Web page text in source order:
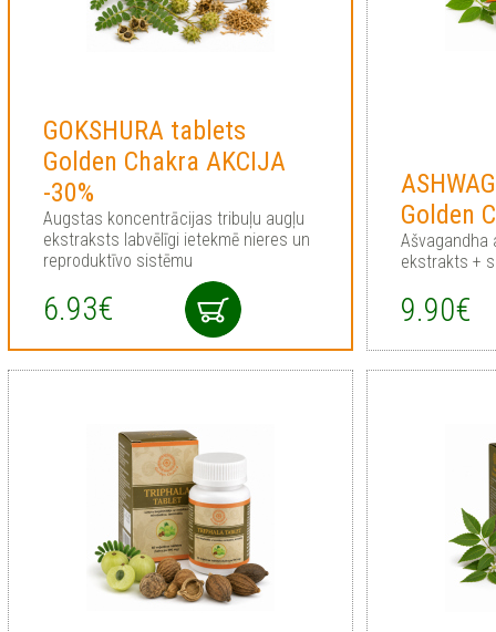
GOKSHURA tablets
Golden Chakra AKCIJA
-30%
Augstas koncentrācijas tribuļu augļu
ekstraksts labvēlīgi ietekmē nieres un
reproduktīvo sistēmu
6.93€
Golden
Ašvagandha
ekstrakts +
9.90€